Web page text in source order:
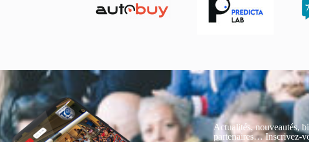
Actualités, nouveautés,
partenaires… Inscrivez-